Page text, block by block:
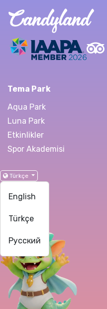
Tema Park
Aqua Park
Luna Park
Etkinlikler
Spor Akademisi
Türkçe
English
Türkçe
Русский